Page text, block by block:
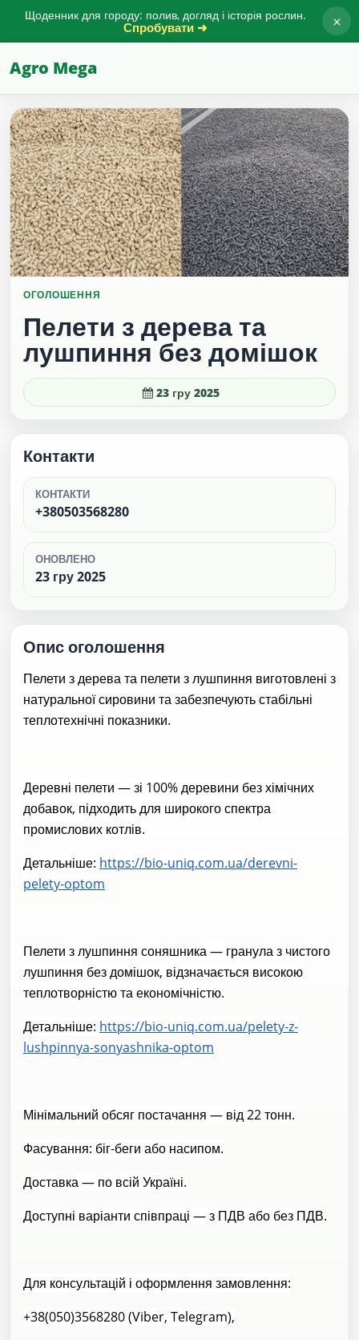
Щоденник для городу: полив, догляд і історія рослин.
Спробувати ➜ ×
Agro Mega
ОГОЛОШЕННЯ
Пелети з дерева та
лушпиння без домішок
23 гру 2025
Контакти
КОНТАКТИ
+380503568280
ОНОВЛЕНО
23 гру 2025
Опис оголошення
Пелети з дерева та пелети з лушпиння виготовлені з
натуральної сировини та забезпечують стабільні
теплотехнічні показники.
Деревні пелети — зі 100% деревини без хімічних
добавок, підходить для широкого спектра
промислових котлів.
Детальніше: https://bio-uniq.com.ua/derevni-
pelety-optom
Пелети з лушпиння соняшника — гранула з чистого
лушпиння без домішок, відзначається високою
теплотворністю та економічністю.
Детальніше: https://bio-uniq.com.ua/pelety-z-
lushpinnya-sonyashnika-optom
Мінімальний обсяг постачання — від 22 тонн.
Фасування: біг-беги або насипом.
Доставка — по всій Україні.
Доступні варіанти співпраці — з ПДВ або без ПДВ.
Для консультацій і оформлення замовлення:
+38(050)3568280 (Viber, Telegram),